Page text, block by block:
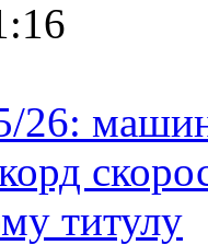
26:
титулу